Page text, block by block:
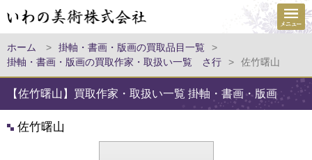
ホーム > 掛軸・書画・版画の買取品目一覧
>
掛軸・書画・版画の買取作家・取扱い一覧 さ行
> 佐竹曙山
【佐竹曙山】買取作家・取扱い一覧 掛軸・書画・版画
佐竹曙山